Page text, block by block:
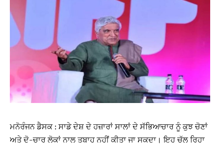
ਮਨੋਰੰਜਨ ਡੈਸਕ : ਸਾਡੇ ਦੇਸ਼ ਦੇ ਹਜ਼ਾਰਾਂ ਸਾਲਾਂ ਦੇ ਸੱਭਿਆਚਾਰ ਨੂੰ ਕੁਝ ਚੋਣਾਂ
ਅਤੇ ਦੋ-ਚਾਰ ਲੋਕਾਂ ਨਾਲ ਤਬਾਹ ਨਹੀਂ ਕੀਤਾ ਜਾ ਸਕਦਾ। ਇਹ ਚੱਲ ਰਿਹਾ